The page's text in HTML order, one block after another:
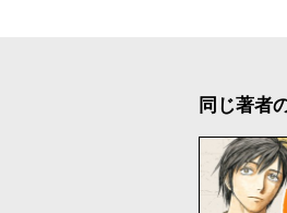
同じ著者